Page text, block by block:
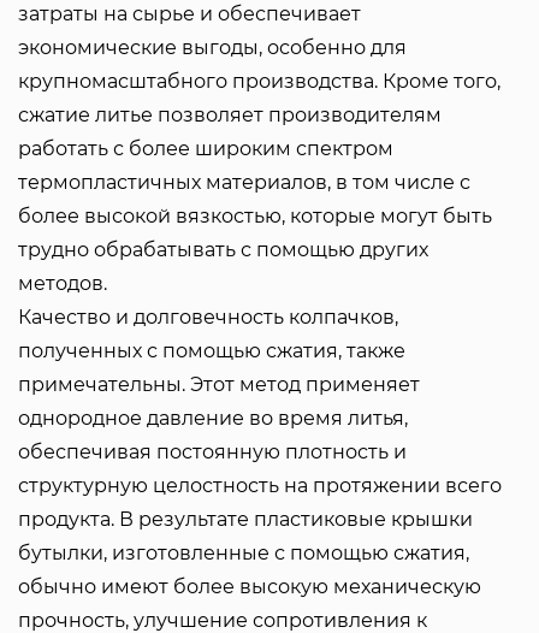
затраты на сырье и обеспечивает
экономические выгоды, особенно для
крупномасштабного производства. Кроме того,
сжатие литье позволяет производителям
работать с более широким спектром
термопластичных материалов, в том числе с
более высокой вязкостью, которые могут быть
трудно обрабатывать с помощью других
методов.
Качество и долговечность колпачков,
полученных с помощью сжатия, также
примечательны. Этот метод применяет
однородное давление во время литья,
обеспечивая постоянную плотность и
структурную целостность на протяжении всего
продукта. В результате пластиковые крышки
бутылки, изготовленные с помощью сжатия,
обычно имеют более высокую механическую
прочность, улучшение сопротивления к